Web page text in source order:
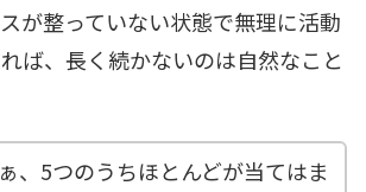
が整っていない状態で無理に活動
ば、長く続かないのは自然なこと
、5つのうちほとんどが当てはま